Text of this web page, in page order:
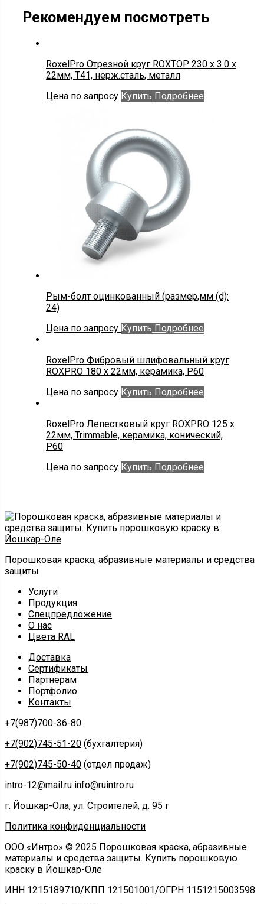
Рекомендуем посмотреть
RoxelPro Отрезной круг ROXTOP 230 x 3.0 x
22мм, Т41, нерж.сталь, металл
Цена по запросу Купить Подробнее
Рым-болт оцинкованный (размер,мм (d):
24)
Цена по запросу Купить Подробнее
RoxelPro Фибровый шлифовальный круг
ROXPRO 180 х 22мм, керамика, Р60
Цена по запросу Купить Подробнее
RoxelPro Лепестковый круг ROXPRO 125 х
22мм, Trimmable, керамика, конический,
Р60
Цена по запросу Купить Подробнее
Порошковая краска, абразивные материалы и средства
защиты
Услуги
Продукция
Спецпредложение
О нас
Цвета RAL
Доставка
Сертификаты
Партнерам
Портфолио
Контакты
+7(987)700-36-80
+7(902)745-51-20 (бухгалтерия)
+7(902)745-50-40 (отдел продаж)
intro-12@mail.ru info@ruintro.ru
г. Йошкар-Ола, ул. Строителей, д. 95 г
Политика конфиденциальности
ООО «Интро» © 2025 Порошковая краска, абразивные
материалы и средства защиты. Купить порошковую
краску в Йошкар-Оле
ИНН 1215189710/КПП 121501001/ОГРН 1151215003598